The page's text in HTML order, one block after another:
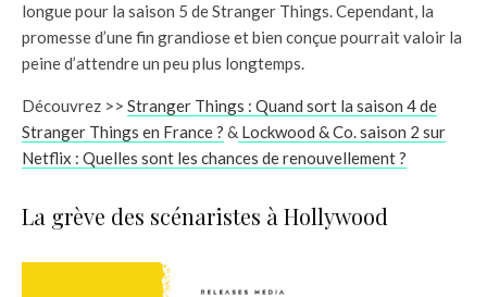
longue pour la saison 5 de Stranger Things. Cependant, la
promesse d’une fin grandiose et bien conçue pourrait valoir la
peine d’attendre un peu plus longtemps.
Découvrez >> Stranger Things : Quand sort la saison 4 de
Stranger Things en France ? & Lockwood & Co. saison 2 sur
Netflix : Quelles sont les chances de renouvellement ?
La grève des scénaristes à Hollywood